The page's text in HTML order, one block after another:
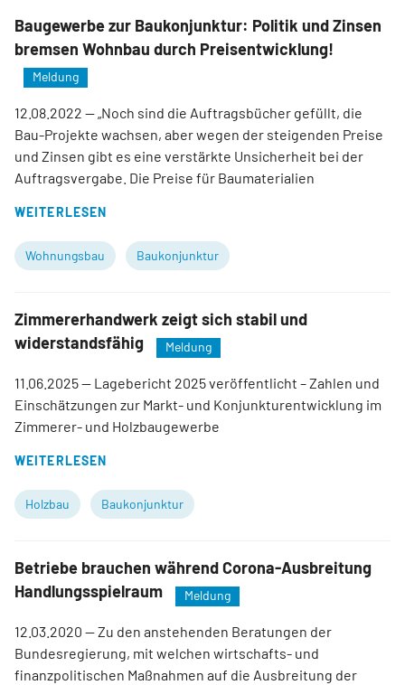
Baugewerbe zur Baukonjunktur: Politik und Zinsen
bremsen Wohnbau durch Preisentwicklung!
Meldung
12.08.2022 — „Noch sind die Auftragsbücher gefüllt, die
Bau-Projekte wachsen, aber wegen der steigenden Preise
und Zinsen gibt es eine verstärkte Unsicherheit bei der
Auftragsvergabe. Die Preise für Baumaterialien
WEITERLESEN
Wohnungsbau Baukonjunktur
Zimmererhandwerk zeigt sich stabil und
widerstandsfähig
Meldung
11.06.2025— Lagebericht 2025 veröffentlicht – Zahlen und
Einschätzungen zur Markt- und Konjunkturentwicklung im
Zimmerer- und Holzbaugewerbe
WEITERLESEN
Holzbau Baukonjunktur
Betriebe brauchen während Corona-Ausbreitung
Handlungsspielraum
Meldung
12.03.2020 — Zu den anstehenden Beratungen der
Bundesregierung, mit welchen wirtschafts- und
finanzpolitischen Maßnahmen auf die Ausbreitung der